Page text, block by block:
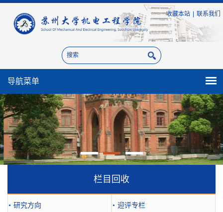
收藏本站 联系我们
导航菜单
栏目回收
研究方向 迎评专栏